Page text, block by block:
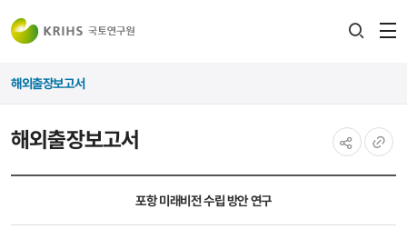
해외출장보고서
해외출장보고서
포항 미래비전 수립 방안 연구